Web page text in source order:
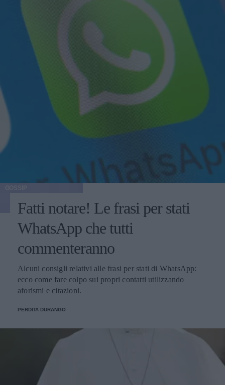
Fatti notare! Le frasi per stati
WhatsApp che tutti
commenteranno
Alcuni consigli relativi alle frasi per stati di WhatsApp:
ecco come fare colpo sui propri contatti utilizzando
aforismi e citazioni.
PERDITA DURANGO